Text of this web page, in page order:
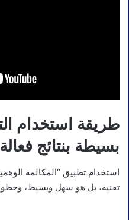
طريقة استخدام
بسيطة بنتائج فعالة
استخدام تطبيق “المكالمة
تقنية، بل هو سهل وبسيط،